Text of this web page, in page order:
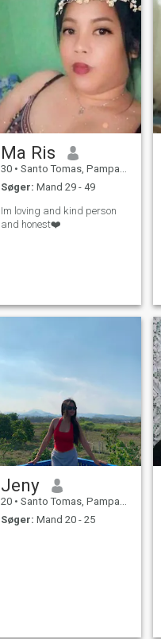
Ma Ris
30 • Santo Tomas, Pampanga, Filippinerne
Søger: Mand 29 - 49
Im loving and kind person
and honest❤️
Jeny
20 • Santo Tomas, Pampanga, Filippinerne
Søger: Mand 20 - 25